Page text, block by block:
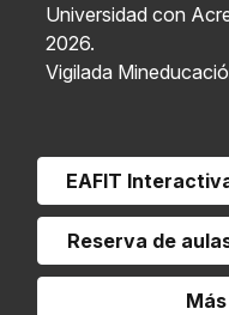
Universidad con
2026.
Vigilada
EAFIT
Reserva de